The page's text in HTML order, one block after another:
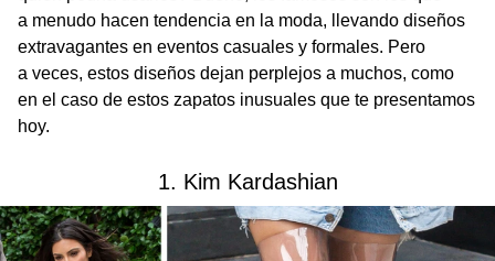
a menudo hacen tendencia en la moda, llevando diseños
extravagantes en eventos casuales y formales. Pero
a veces, estos diseños dejan perplejos a muchos, como
en el caso de estos zapatos inusuales que te presentamos
hoy.
1. Kim Kardashian